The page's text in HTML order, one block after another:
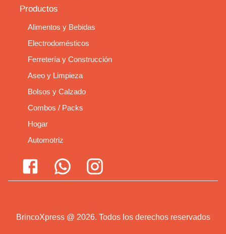
Productos
Alimentos y Bebidas
Electrodomésticos
Ferretería y Construcción
Aseo y Limpieza
Bolsos y Calzado
Combos / Packs
Hogar
Automotriz
BrincoXpress@ 2026. Todos los derechos reservados